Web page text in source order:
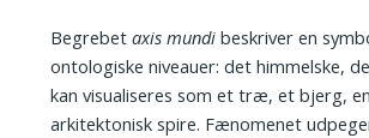
Begrebetaxis mundi beskriver en
ontologiske niveauer: det himmelske,
kan visualiseres som et træ, et bjerg,
arkitektonisk spire. Fænomenet